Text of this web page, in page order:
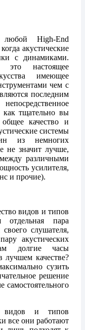
любой High-End
акустические
с динамиками.
это настоящее
имеющее
чем с
последним
как тщательно вы
качество и
системы
из немногих
не значит лучше,
различными
усилителя,
и прочие).
видов и типов
отдельная пара
слушателя,
акустических
долгие часы
качестве?
сузить
решение
самостоятельного
видов и типов
все они работают